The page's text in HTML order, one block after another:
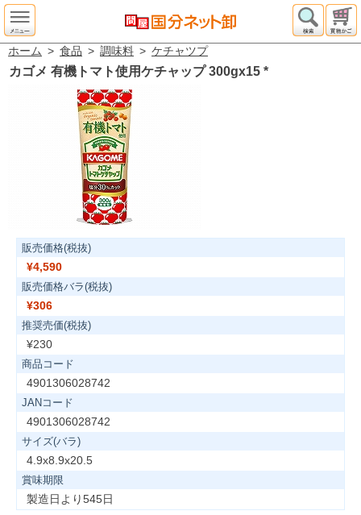
ホーム > 食品 > 調味料 > ケチャツプ
カゴメ 有機トマト使用ケチャップ 300gx15 *
販売価格(税抜)
¥4,590
販売価格バラ(税抜)
¥306
推奨売価(税抜)
¥230
商品コード
4901306028742
JANコード
4901306028742
サイズ(バラ)
4.9x8.9x20.5
賞味期限
製造日より545日